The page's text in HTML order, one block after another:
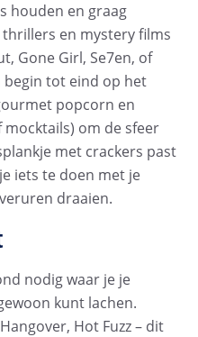
houden en graag
en mystery films
Gone Girl, Se7en, of
begin tot eind op het
popcorn en
om de sfeer
met crackers past
iets te doen met je
draaien.
nodig waar je je
kunt lachen.
Hot Fuzz – dit